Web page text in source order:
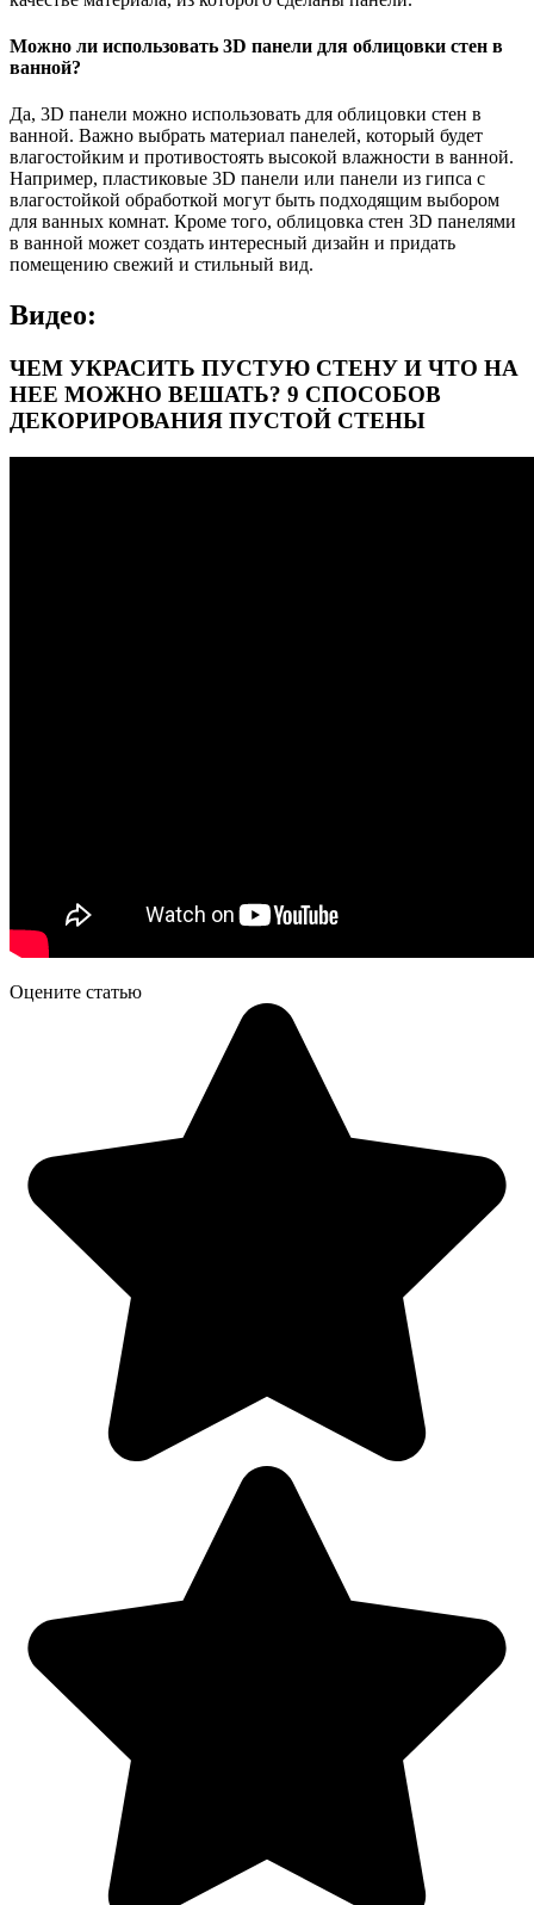
Можно ли использовать 3D панели для облицовки стен в
ванной?
Да, 3D панели можно использовать для облицовки стен в
ванной. Важно выбрать материал панелей, который будет
влагостойким и противостоять высокой влажности в ванной.
Например, пластиковые 3D панели или панели из гипса с
влагостойкой обработкой могут быть подходящим выбором
для ванных комнат. Кроме того, облицовка стен 3D панелями
в ванной может создать интересный дизайн и придать
помещению свежий и стильный вид.
Видео:
ЧЕМ УКРАСИТЬ ПУСТУЮ СТЕНУ И ЧТО НА
НЕЕ МОЖНО ВЕШАТЬ? 9 СПОСОБОВ
ДЕКОРИРОВАНИЯ ПУСТОЙ СТЕНЫ
Оцените статью